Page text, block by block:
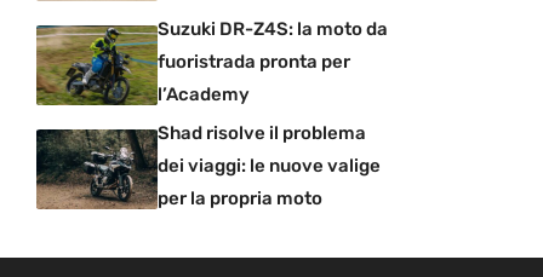
Suzuki DR-Z4S: la moto da
fuoristrada pronta per
l’Academy
Shad risolve il problema
dei viaggi: le nuove valige
per la propria moto